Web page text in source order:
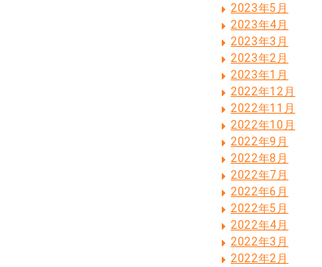
2023年5月
2023年4月
2023年3月
2023年2月
2023年1月
2022年12月
2022年11月
2022年10月
2022年9月
2022年8月
2022年7月
2022年6月
2022年5月
2022年4月
2022年3月
2022年2月